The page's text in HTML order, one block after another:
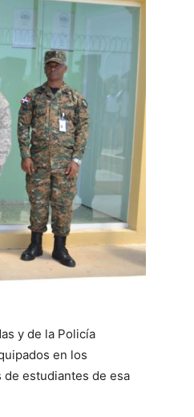
y de la Policía
en los
estudiantes de esa